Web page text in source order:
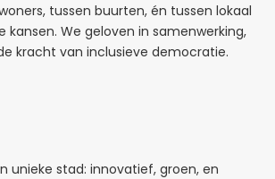
tussen buurten, én tussen lokaal
kansen. We geloven in samenwerking,
kracht van inclusieve democratie.
unieke stad: innovatief, groen, en